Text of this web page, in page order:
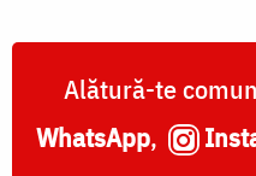
(Părintele
Katunakiotul)
Alătură-te
WhatsApp,